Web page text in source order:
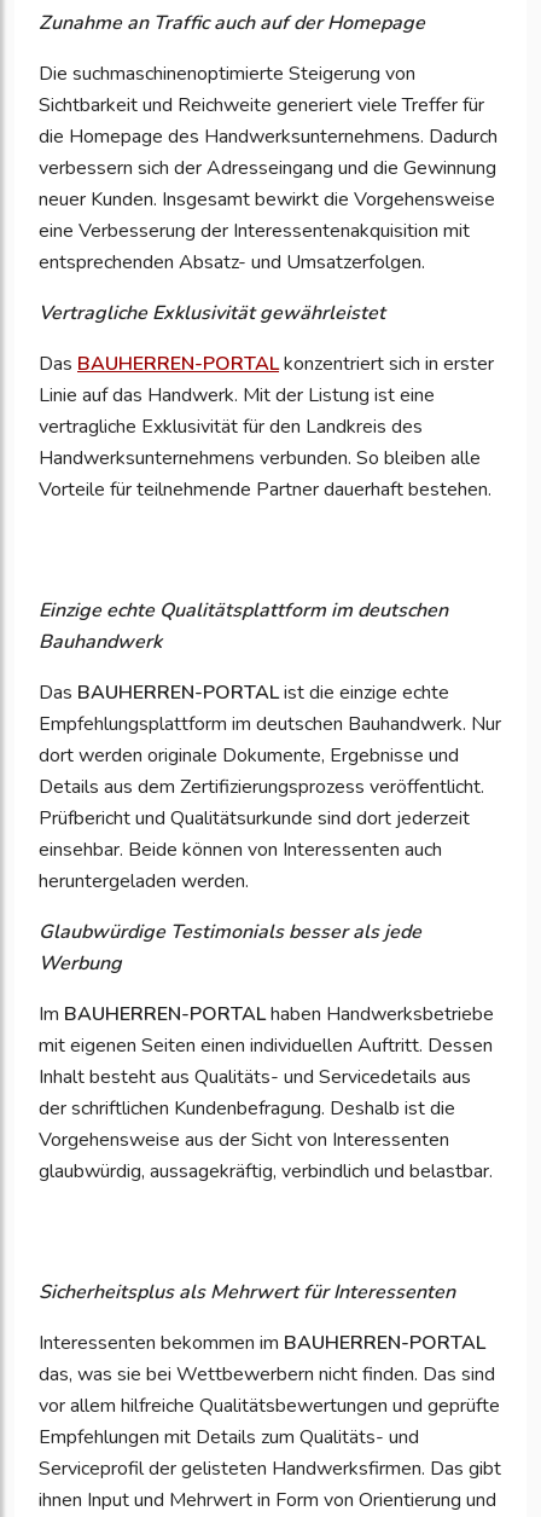
Zunahme an Traffic auch auf der Homepage
Die suchmaschinenoptimierte Steigerung von
Sichtbarkeit und Reichweite generiert viele Treffer für
die Homepage des Handwerksunternehmens. Dadurch
verbessern sich der Adresseingang und die Gewinnung
neuer Kunden. Insgesamt bewirkt die Vorgehensweise
eine Verbesserung der Interessentenakquisition mit
entsprechenden Absatz- und Umsatzerfolgen.
Vertragliche Exklusivität gewährleistet
Das BAUHERREN-PORTALkonzentriert sich in erster
Linie auf das Handwerk. Mit der Listung ist eine
vertragliche Exklusivität für den Landkreis des
Handwerksunternehmens verbunden. So bleiben alle
Vorteile für teilnehmende Partner dauerhaft bestehen.
Einzige echte Qualitätsplattform im deutschen
Bauhandwerk
Das BAUHERREN-PORTAList die einzige echte
Empfehlungsplattform im deutschen Bauhandwerk. Nur
dort werden originale Dokumente, Ergebnisse und
Details aus dem Zertifizierungsprozess veröffentlicht.
Prüfbericht und Qualitätsurkunde sind dort jederzeit
einsehbar. Beide können von Interessenten auch
heruntergeladen werden.
Glaubwürdige Testimonials besser als jede
Werbung
Im BAUHERREN-PORTALhaben Handwerksbetriebe
mit eigenen Seiten einen individuellen Auftritt. Dessen
Inhalt besteht aus Qualitäts- und Servicedetails aus
der schriftlichen Kundenbefragung. Deshalb ist die
Vorgehensweise aus der Sicht von Interessenten
glaubwürdig, aussagekräftig, verbindlich und belastbar.
Sicherheitsplus als Mehrwert für Interessenten
Interessenten bekommen im BAUHERREN-PORTAL
das, was sie bei Wettbewerbern nicht finden. Das sind
vor allem hilfreiche Qualitätsbewertungen und geprüfte
Empfehlungen mit Details zum Qualitäts- und
Serviceprofil der gelisteten Handwerksfirmen. Das gibt
ihnen Input und Mehrwert in Form von Orientierung und